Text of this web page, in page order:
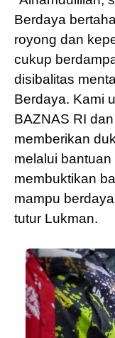
Berdaya
royong dan
cukup
disibalitas
Berdaya. Kami
BAZNAS RI
memberikan
melalui
membuktikan
mampu
tutur Lukman.